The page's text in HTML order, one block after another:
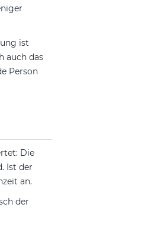
ist
auch das
Person
Die
Ist der
an.
der